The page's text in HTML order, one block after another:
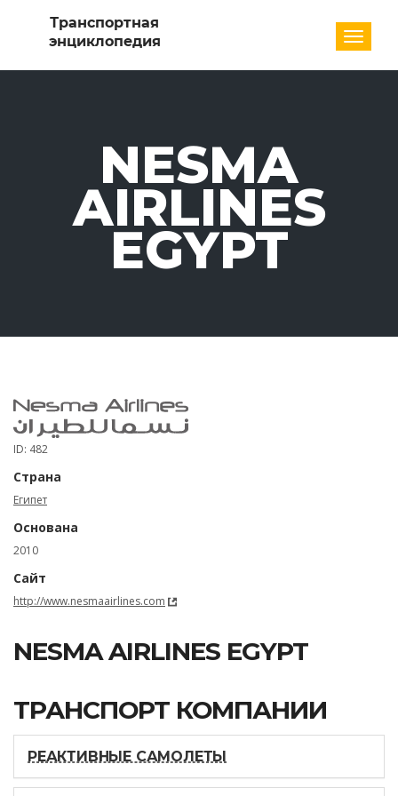
NESMA
AIRLINES
EGYPT
ID: 482
Страна
Египет
Основана
2010
Сайт
http://www.nesmaairlines.com
NESMA AIRLINES EGYPT
ТРАНСПОРТ КОМПАНИИ
РЕАКТИВНЫЕ САМОЛЕТЫ